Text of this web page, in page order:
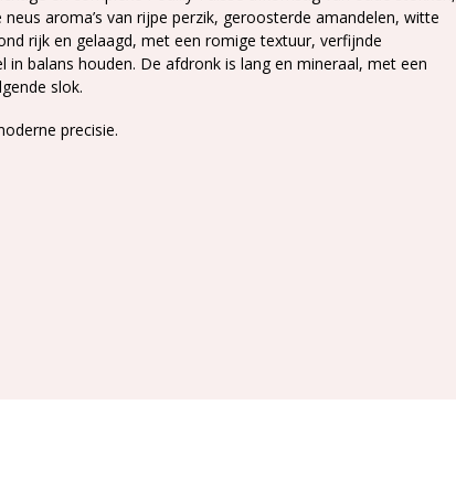
aroma’s van rijpe perzik, geroosterde amandelen, witte
rijk en gelaagd, met een romige textuur, verfijnde
balans houden. De afdronk is lang en mineraal, met een
slok.
precisie.